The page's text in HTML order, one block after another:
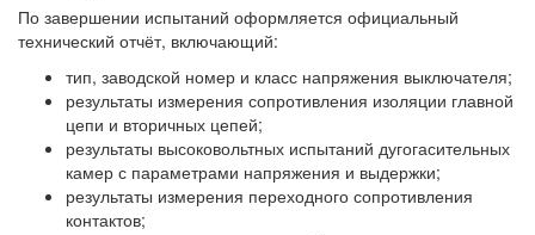
По завершении испытаний оформляется официальный
технический отчёт, включающий:
тип, заводской номер и класс напряжения выключателя;
результаты измерения сопротивления изоляции главной
цепи и вторичных цепей;
результаты высоковольтных испытаний дугогасительных
камер с параметрами напряжения и выдержки;
результаты измерения переходного сопротивления
контактов;